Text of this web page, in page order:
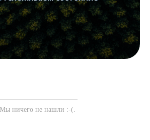
Мы ничего не нашли :-(.